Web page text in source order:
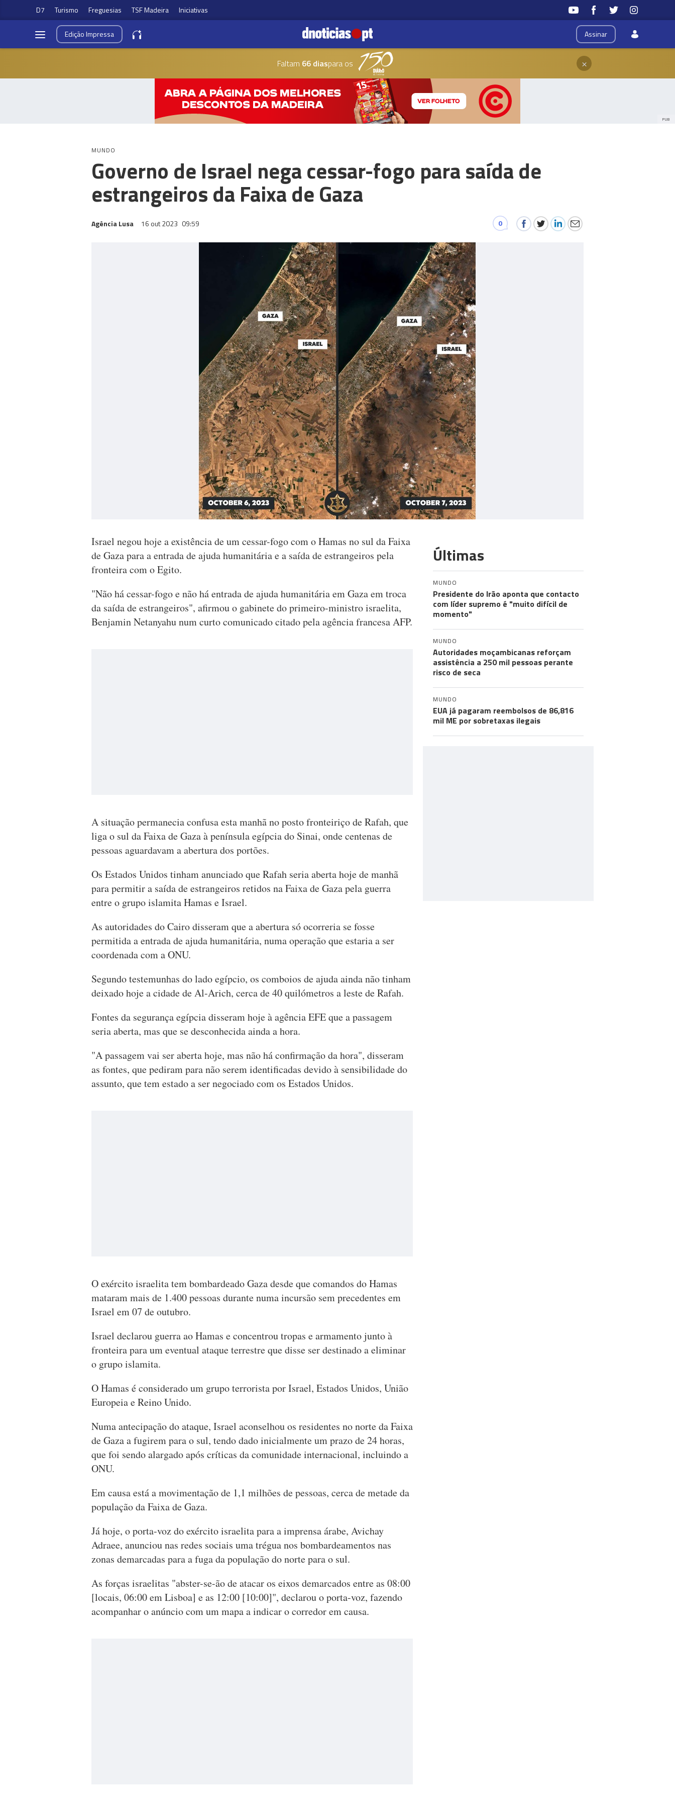
D7 Turismo Freguesias TSF Madeira Iniciativas
Assinar
EdiçãoImpressa
Faltam 66 diaspara os ×
PUB
MUNDO
Governo de Israel nega cessar-fogo para saída de
estrangeiros da Faixa de Gaza
Agência Lusa 16 out 2023 09:59 0
Israel negou hoje a existência de um cessar-fogo com o Hamas no sul da Faixa
de Gaza para a entrada de ajuda humanitária e a saída de estrangeiros pela
fronteira com o Egito.
"Não há cessar-fogo e não há entrada de ajuda humanitária em Gaza em troca
da saída de estrangeiros", afirmou o gabinete do primeiro-ministro israelita,
Benjamin Netanyahu num curto comunicado citado pela agência francesa AFP.
A situação permanecia confusa esta manhã no posto fronteiriço de Rafah, que
liga o sul da Faixa de Gaza à península egípcia do Sinai, onde centenas de
pessoas aguardavam a abertura dos portões.
Os Estados Unidos tinham anunciado que Rafah seria aberta hoje de manhã
para permitir a saída de estrangeiros retidos na Faixa de Gaza pela guerra
entre o grupo islamita Hamas e Israel.
As autoridades do Cairo disseram que a abertura só ocorreria se fosse
permitida a entrada de ajuda humanitária, numa operação que estaria a ser
coordenada com a ONU.
Segundo testemunhas do lado egípcio, os comboios de ajuda ainda não tinham
deixado hoje a cidade de Al-Arich, cerca de 40 quilómetros a leste de Rafah.
Fontes da segurança egípcia disseram hoje à agência EFE que a passagem
seria aberta, mas que se desconhecida ainda a hora.
"A passagem vai ser aberta hoje, mas não há confirmação da hora", disseram
as fontes, que pediram para não serem identificadas devido à sensibilidade do
assunto, que tem estado a ser negociado com os Estados Unidos.
O exército israelita tem bombardeado Gaza desde que comandos do Hamas
mataram mais de 1.400 pessoas durante numa incursão sem precedentes em
Israel em 07 de outubro.
Israel declarou guerra ao Hamas e concentrou tropas e armamento junto à
fronteira para um eventual ataque terrestre que disse ser destinado a eliminar
o grupo islamita.
O Hamas é considerado um grupo terrorista por Israel, Estados Unidos, União
Europeia e Reino Unido.
Numa antecipação do ataque, Israel aconselhou os residentes no norte da Faixa
de Gaza a fugirem para o sul, tendo dado inicialmente um prazo de 24 horas,
que foi sendo alargado após críticas da comunidade internacional, incluindo a
ONU.
Em causa está a movimentação de 1,1 milhões de pessoas, cerca de metade da
população da Faixa de Gaza.
Já hoje, o porta-voz do exército israelita para a imprensa árabe, Avichay
Adraee, anunciou nas redes sociais uma trégua nos bombardeamentos nas
zonas demarcadas para a fuga da população do norte para o sul.
As forças israelitas "abster-se-ão de atacar os eixos demarcados entre as 08:00
[locais, 06:00 em Lisboa] e as 12:00 [10:00]", declarou o porta-voz, fazendo
acompanhar o anúncio com um mapa a indicar o corredor em causa.
Últimas
MUNDO
Presidente do Irão aponta que contacto
com líder supremo é "muito difícil de
momento"
MUNDO
Autoridades moçambicanas reforçam
assistência a 250 mil pessoas perante
risco de seca
MUNDO
EUA já pagaram reembolsos de 86,816
mil ME por sobretaxas ilegais